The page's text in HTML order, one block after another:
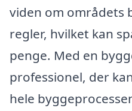
viden om områdets
regler, hvilket kan
penge. Med en
professionel, der
hele